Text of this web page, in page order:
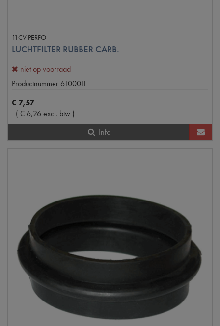
11CV PERFO
LUCHTFILTER RUBBER CARB.
niet op voorraad
Productnummer 6100011
€ 7,57
( € 6,26 excl. btw )
Info